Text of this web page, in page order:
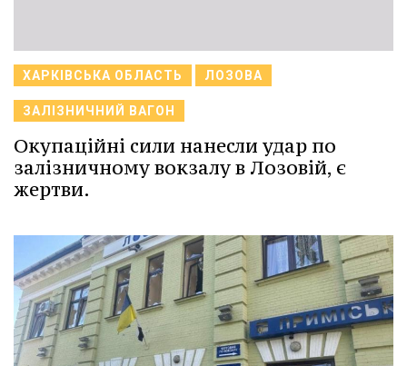
ХАРКІВСЬКА ОБЛАСТЬ ЛОЗОВА
ЗАЛІЗНИЧНИЙ ВАГОН
Окупаційні сили нанесли удар по
залізничному вокзалу в Лозовій, є
жертви.